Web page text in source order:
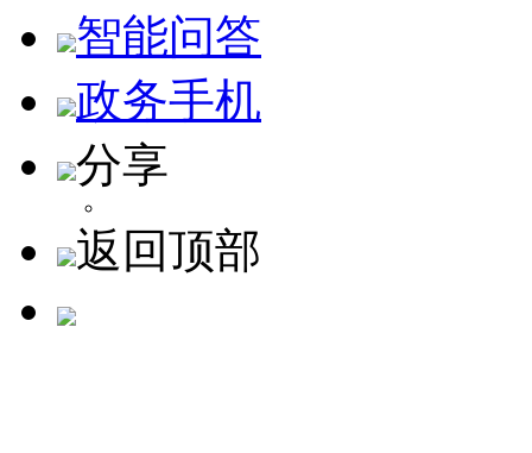
智能问答
政务手机
分享
返回顶部